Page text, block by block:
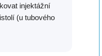
injektážní
(u tubového